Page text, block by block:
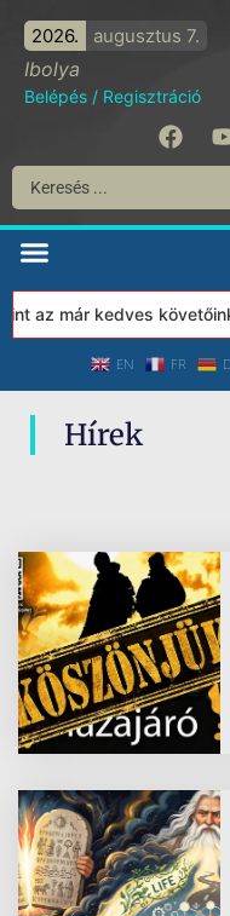
2026. augusztus 7.
Ibolya
Belépés / Regisztráció
az már kedves
EN FR
Hírek